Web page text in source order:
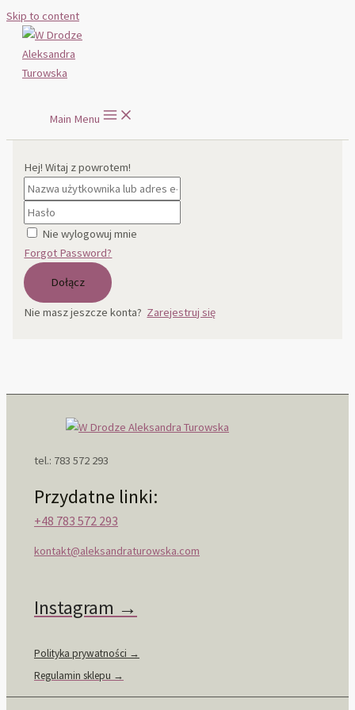
Skip to content
Main Menu
Hej! Witaj z powrotem!
Nie wylogowuj mnie
Forgot Password?
Dołącz
Nie masz jeszcze konta? Zarejestruj się
tel.: 783 572 293
Przydatne linki:
+48 783 572 293
kontakt@aleksandraturowska.com
Instagram →
Polityka prywatności →
Regulamin sklepu →